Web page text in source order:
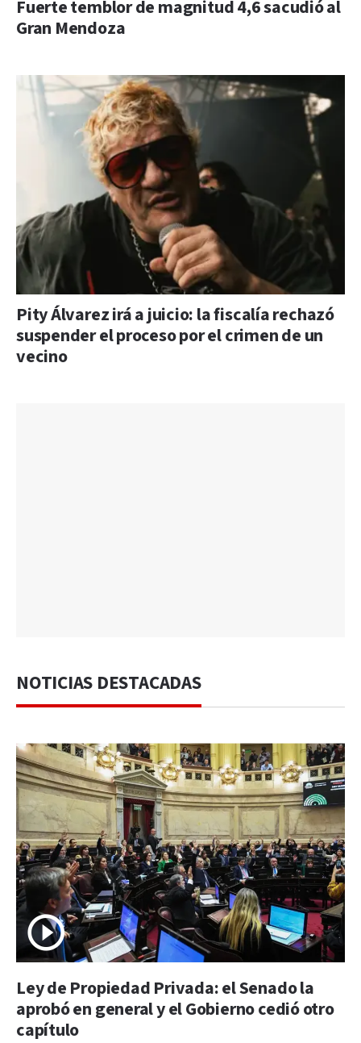
Fuerte temblor de magnitud 4,6 sacudió al
Gran Mendoza
Pity Álvarez irá a juicio: la fiscalía rechazó
suspender el proceso por el crimen de un
vecino
NOTICIAS DESTACADAS
Ley de Propiedad Privada: el Senado la
aprobó en general y el Gobierno cedió otro
capítulo